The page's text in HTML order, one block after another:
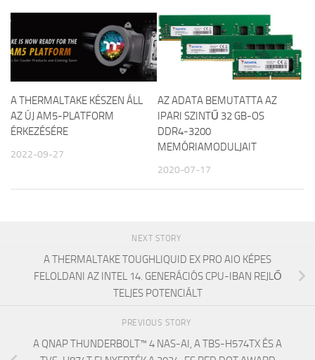
A THERMALTAKE KÉSZEN ÁLL
AZ ÚJ AM5-PLATFORM
ÉRKEZÉSÉRE
2022-09-27
AZ ADATA BEMUTATTA AZ
IPARI SZINTŰ 32 GB-OS
DDR4-3200
MEMÓRIAMODULJAIT
2020-07-17
NEXT STORY
A THERMALTAKE TOUGHLIQUID EX PRO AIO KÉPES
FELOLDANI AZ INTEL 14. GENERÁCIÓS CPU-IBAN REJLŐ
TELJES POTENCIÁLT
PREVIOUS STORY
A QNAP THUNDERBOLT™ 4 NAS-AI, A TBS-H574TX ÉS A